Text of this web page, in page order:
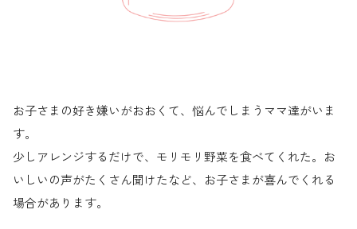
お子さまの好き嫌いがおおくて、悩んでしまうママ達がいま
す。
少しアレンジするだけで、モリモリ野菜を食べてくれた。お
いしいの声がたくさん聞けたなど、お子さまが喜んでくれる
場合があります。